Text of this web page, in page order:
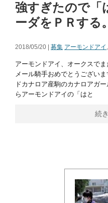
強すぎたので「
ーダをＰＲする。
2018/05/20 | 募集 アーモンドアイ ,
アーモンドアイ、オークスで
メール騎手おめでとうござい
ドカナロア産駒のカナロアガ
らアーモンドアイの「はと
続